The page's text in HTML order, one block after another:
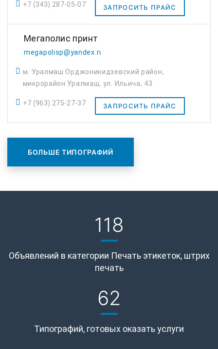
+7 (343) 287-05-07 ЗАПРОСИТЬ ПРАЙС
Мегаполис принт
megapolisp@yandex.ru
м. Уралмаш Орджоникидзевский район,
микрорайон Уралмаш, ул. Ильича, 43
+7 (963) 275-27-37 ЗАПРОСИТЬ ПРАЙС
БОЛЬШЕ ТИПОГРАФИЙ
118
Объявлений в категории Печать этикеток, штрих
печать
62
Типографий, готовых оказать услуги